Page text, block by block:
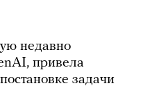
недавно
привела
задачи